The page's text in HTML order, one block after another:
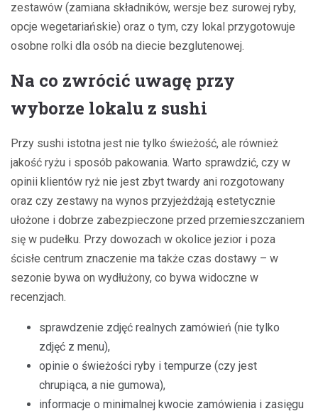
zestawów (zamiana składników, wersje bez surowej ryby,
opcje wegetariańskie) oraz o tym, czy lokal przygotowuje
osobne rolki dla osób na diecie bezglutenowej.
Na co zwrócić uwagę przy
wyborze lokalu z sushi
Przy sushi istotna jest nie tylko świeżość, ale również
jakość ryżu i sposób pakowania. Warto sprawdzić, czy w
opinii klientów ryż nie jest zbyt twardy ani rozgotowany
oraz czy zestawy na wynos przyjeżdżają estetycznie
ułożone i dobrze zabezpieczone przed przemieszczaniem
się w pudełku. Przy dowozach w okolice jezior i poza
ścisłe centrum znaczenie ma także czas dostawy – w
sezonie bywa on wydłużony, co bywa widoczne w
recenzjach.
sprawdzenie zdjęć realnych zamówień (nie tylko
zdjęć z menu),
opinie o świeżości ryby i tempurze (czy jest
chrupiąca, a nie gumowa),
informacje o minimalnej kwocie zamówienia i zasięgu